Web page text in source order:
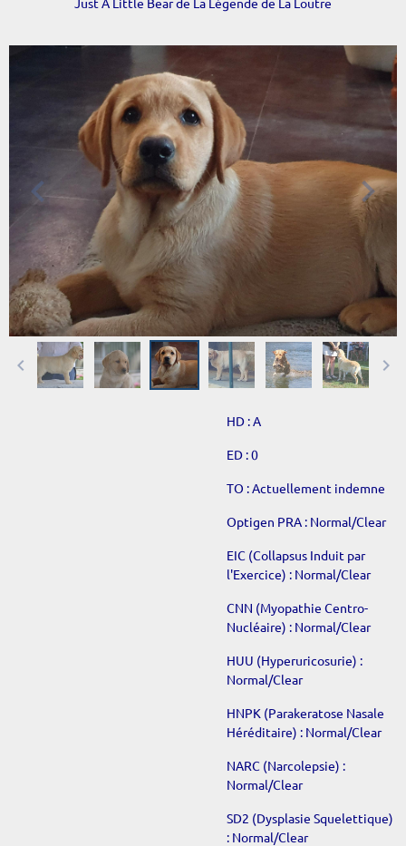
HD : A
ED : 0
TO : Actuellement indemne
Optigen PRA : Normal/Clear
EIC (Collapsus Induit par
l'Exercice) : Normal/Clear
CNN (Myopathie Centro-
Nucléaire) : Normal/Clear
HUU (Hyperuricosurie) :
Normal/Clear
HNPK (Parakeratose Nasale
Héréditaire) : Normal/Clear
NARC (Narcolepsie) :
Normal/Clear
SD2 (Dysplasie Squelettique)
: Normal/Clear